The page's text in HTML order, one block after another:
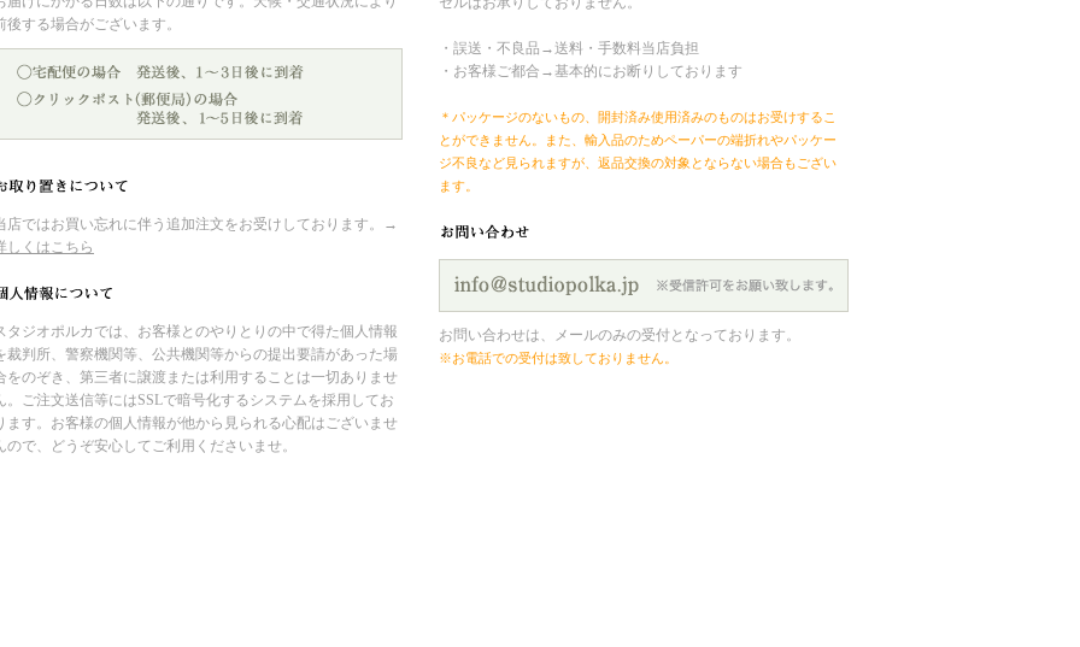
後する場合がございます。
店ではお買い忘れに伴う追加注文をお受けしております。→
しくはこちら
タジオポルカでは、お客様とのやりとりの中で得た個人情報
裁判所、警察機関等、公共機関等からの提出要請があった場
をのぞき、第三者に譲渡または利用することは一切ありませ
。ご注文送信等にはSSLで暗号化するシステムを採用してお
ます。お客様の個人情報が他から見られる心配はございませ
ので、どうぞ安心してご利用くださいませ。
・誤送・不良品→送料・手数料当店負担
・お客様ご都合→基本的にお断りしております
＊パッケージのないもの、開封済み使用済みのものはお受けするこ
とができません。また、輸入品のためペーパーの端折れやパッケー
ジ不良など見られますが、返品交換の対象とならない場合もござい
ます。
お問い合わせは、メールのみの受付となっております。
※お電話での受付は致しておりません。